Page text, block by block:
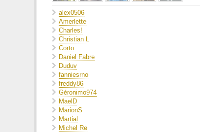
alex0506
Amerlette
Charles!
Christian L
Corto
Daniel Fabre
Duduv
fanniesrno
freddy86
Géronimo974
MaelD
MarionS
Martial
Michel Re